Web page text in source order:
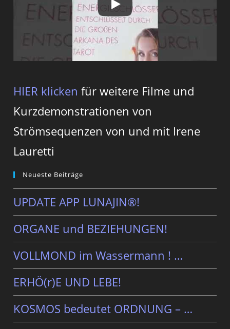
HIER klicken für weitere Filme und
Kurzdemonstrationen von
Strömsequenzen von und mit Irene
Lauretti
Neueste Beiträge
UPDATE APP LUNAJIN®!
ORGANE und BEZIEHUNGEN!
VOLLMOND im Wassermann ! …
ERHÖ(r)E UND LEBE!
KOSMOS bedeutet ORDNUNG – …